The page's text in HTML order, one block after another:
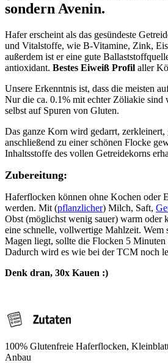
sondern Avenin.
Hafer erscheint als das gesündeste
und Vitalstoffe, wie B-Vitamine, Zink,
außerdem ist er eine gute
antioxidant. Bestes Eiweiß Profil aller
Unsere Erkenntnis ist, dass die meisten
Nur die ca. 0.1% mit echter Zöliakie
selbst auf Spuren von Gluten.
Das ganze Korn wird gedarrt, zerkleinert,
anschließend zu einer schönen Flocke
Inhaltsstoffe des vollen Getreidekorns
Zubereitung:
Haferflocken können ohne Kochen oder
werden. Mit (pflanzlicher) Milch, Saft,
Obst (möglichst wenig sauer) warm oder
eine schnelle, vollwertige Mahlzeit. Wem
Magen liegt, sollte die Flocken 5
Dadurch wird es wie bei der TCM noch
Denk dran, 30x Kauen :)
100% Glutenfreie Haferflocken,
Anbau